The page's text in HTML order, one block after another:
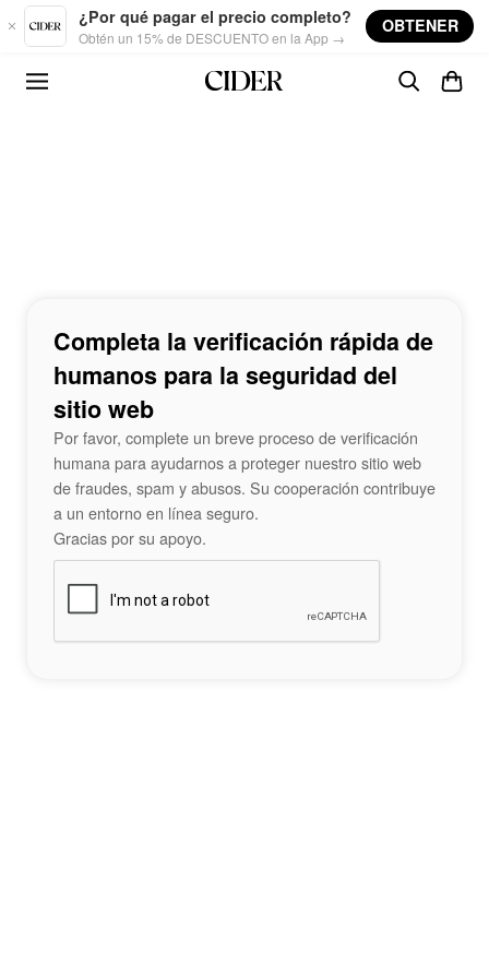
Skip to main content
¿Por qué pagar el precio completo?
Obtén un 15% de DESCUENTO en la App →
OBTENER
Completa la verificación rápida de
humanos para la seguridad del
sitio web
Por favor, complete un breve proceso de verificación
humana para ayudarnos a proteger nuestro sitio web
de fraudes, spam y abusos. Su cooperación contribuye
a un entorno en línea seguro.
Gracias por su apoyo.